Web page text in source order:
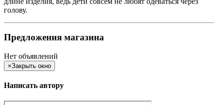
голову.
Предложения магазина
Нет объявлений
×Закрыть окно
Написать автору